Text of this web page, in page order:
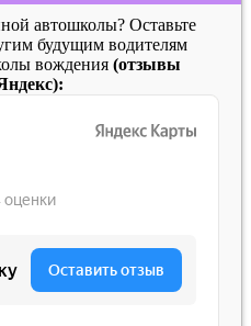
автошколы? Оставьте
будущим водителям
вождения (отзывы